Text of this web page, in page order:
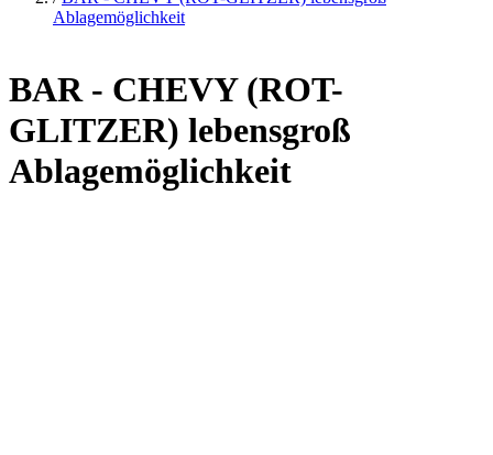
Ablagemöglichkeit
BAR - CHEVY (ROT-
GLITZER) lebensgroß
Ablagemöglichkeit